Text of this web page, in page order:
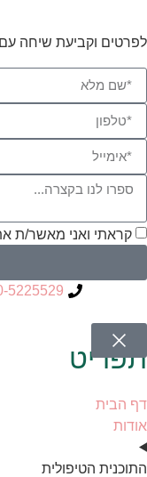
לפרטים וקביעת שיחה עם
קראתי ואני מאשר/ת
5225529
תפריט
דף הבית
אודות
התוכנית הטיפולית